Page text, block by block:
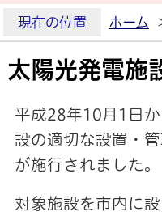
現在の位置 ホーム
太陽光発電施
平成28年10月1日
設の適切な設置・
が施行されました。
対象施設を市内に